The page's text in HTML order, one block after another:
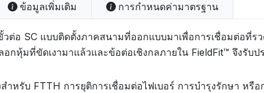
ข้อมูลเพิ่มเติม การกำหนดค่ามาตรฐาน
วต่อ SC แบบติดตั้งภาคสนามที่ออกแบบมาเพื่อการเชื่อมต่อที่ร
อกหุ้มที่ขัดเงามาแล้วและข้อต่อเชิงกลภายใน FieldFit™ จึงรั
สำหรับ FTTH การยุติการเชื่อมต่อไฟเบอร์ การบำรุงรักษา